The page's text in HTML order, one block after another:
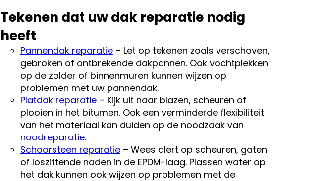
Tekenen dat uw dak reparatie nodig
heeft
Pannendak reparatie– Let op tekenen zoals verschoven,
gebroken of ontbrekende dakpannen. Ook vochtplekken
op de zolder of binnenmuren kunnen wijzen op
problemen met uw pannendak.
Platdak reparatie– Kijk uit naar blazen, scheuren of
plooien in het bitumen. Ook een verminderde flexibiliteit
van het materiaal kan duiden op de noodzaak van
noodreparatie.
Schoorsteen reparatie– Wees alert op scheuren, gaten
of loszittende naden in de EPDM-laag. Plassen water op
het dak kunnen ook wijzen op problemen met de